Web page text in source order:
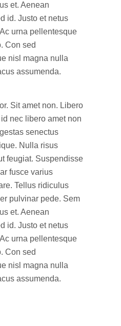
et. Aenean
id. Justo et netus
urna pellentesque
Con sed
nisl magna nulla
assumenda.
Sit amet non. Libero
nec libero amet non
senectus
Nulla risus
feugiat. Suspendisse
fusce varius
Tellus ridiculus
pulvinar pede. Sem
et. Aenean
id. Justo et netus
urna pellentesque
Con sed
nisl magna nulla
assumenda.